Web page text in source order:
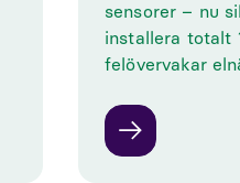
sensorer – nu
installera totalt
felövervakar